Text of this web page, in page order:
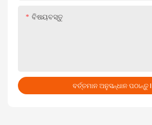
ବିଷୟବସ୍ତୁ
ବର୍ତ୍ତମାନ ଅନୁସନ୍ଧାନ ପଠାନ୍ତୁ |